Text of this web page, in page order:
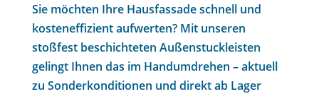
Sie möchten Ihre Hausfassade schnell und
kosteneffizient aufwerten? Mit unseren
stoßfest beschichteten Außenstuckleisten
gelingt Ihnen das im Handumdrehen – aktuell
zu Sonderkonditionen und direkt ab Lager